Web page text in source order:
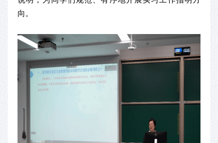
向。